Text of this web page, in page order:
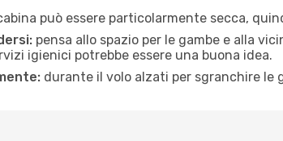
può essere particolarmente secca,
pensa allo spazio per le gambe e alla
igienici potrebbe essere una buona idea.
durante il volo alzati per sgranchire le